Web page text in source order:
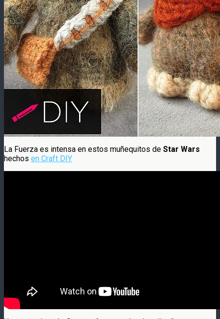
La Fuerza es intensa en estos muñequitos de Star Wars
hechos en Craft DIY